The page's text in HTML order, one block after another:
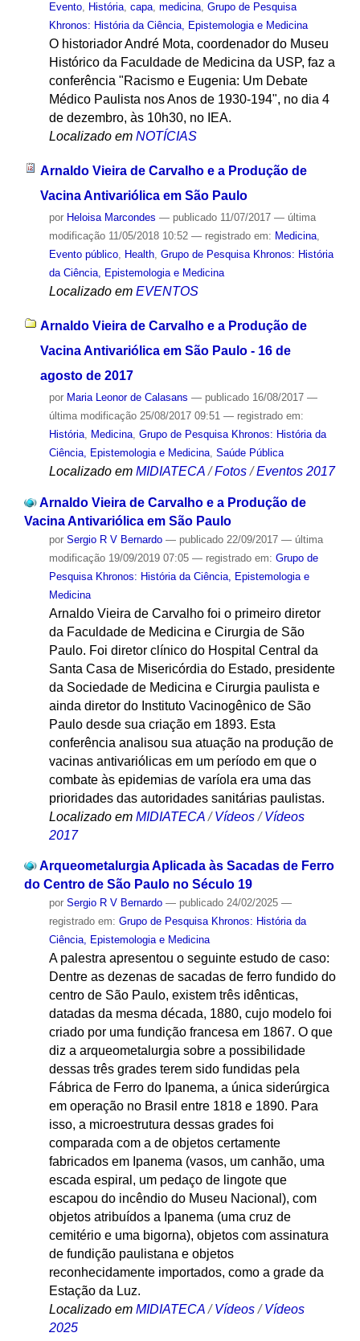
Evento, História, capa, medicina, Grupo de Pesquisa
Khronos: História da Ciência, Epistemologia e Medicina
O historiador André Mota, coordenador do Museu
Histórico da Faculdade de Medicina da USP, faz a
conferência "Racismo e Eugenia: Um Debate
Médico Paulista nos Anos de 1930-194", no dia 4
de dezembro, às 10h30, no IEA.
Localizado em NOTÍCIAS
Arnaldo Vieira de Carvalho e a Produção de
Vacina Antivariólica em São Paulo
por Heloisa Marcondes — publicado11/07/2017 — última
modificação11/05/2018 10:52 — registrado em: Medicina,
Evento público, Health, Grupo de Pesquisa Khronos: História
da Ciência, Epistemologia e Medicina
Localizado em EVENTOS
Arnaldo Vieira de Carvalho e a Produção de
Vacina Antivariólica em São Paulo - 16 de
agosto de 2017
por Maria Leonor de Calasans — publicado16/08/2017 —
última modificação25/08/2017 09:51 — registrado em:
História, Medicina, Grupo de Pesquisa Khronos: História da
Ciência, Epistemologia e Medicina, Saúde Pública
Localizado em MIDIATECA /Fotos /Eventos 2017
Arnaldo Vieira de Carvalho e a Produção de
Vacina Antivariólica em São Paulo
por Sergio R V Bernardo — publicado22/09/2017 — última
modificação19/09/2019 07:05 — registrado em: Grupo de
Pesquisa Khronos: História da Ciência, Epistemologia e
Medicina
Arnaldo Vieira de Carvalho foi o primeiro diretor
da Faculdade de Medicina e Cirurgia de São
Paulo. Foi diretor clínico do Hospital Central da
Santa Casa de Misericórdia do Estado, presidente
da Sociedade de Medicina e Cirurgia paulista e
ainda diretor do Instituto Vacinogênico de São
Paulo desde sua criação em 1893. Esta
conferência analisou sua atuação na produção de
vacinas antivariólicas em um período em que o
combate às epidemias de varíola era uma das
prioridades das autoridades sanitárias paulistas.
Localizado em MIDIATECA /Vídeos /Vídeos
2017
Arqueometalurgia Aplicada às Sacadas de Ferro
do Centro de São Paulo no Século 19
por Sergio R V Bernardo — publicado24/02/2025 —
registrado em: Grupo de Pesquisa Khronos: História da
Ciência, Epistemologia e Medicina
A palestra apresentou o seguinte estudo de caso:
Dentre as dezenas de sacadas de ferro fundido do
centro de São Paulo, existem três idênticas,
datadas da mesma década, 1880, cujo modelo foi
criado por uma fundição francesa em 1867. O que
diz a arqueometalurgia sobre a possibilidade
dessas três grades terem sido fundidas pela
Fábrica de Ferro do Ipanema, a única siderúrgica
em operação no Brasil entre 1818 e 1890. Para
isso, a microestrutura dessas grades foi
comparada com a de objetos certamente
fabricados em Ipanema (vasos, um canhão, uma
escada espiral, um pedaço de lingote que
escapou do incêndio do Museu Nacional), com
objetos atribuídos a Ipanema (uma cruz de
cemitério e uma bigorna), objetos com assinatura
de fundição paulistana e objetos
reconhecidamente importados, como a grade da
Estação da Luz.
Localizado em MIDIATECA /Vídeos /Vídeos
2025